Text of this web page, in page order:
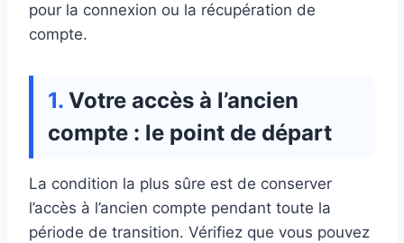
pour la connexion ou la récupération de
compte.
Votre accès à l’ancien
compte : le point de départ
La condition la plus sûre est de conserver
l’accès à l’ancien compte pendant toute la
période de transition. Vérifiez que vous pouvez